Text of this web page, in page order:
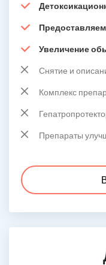
Увеличение
Снятие и
Комплекс
Препараты